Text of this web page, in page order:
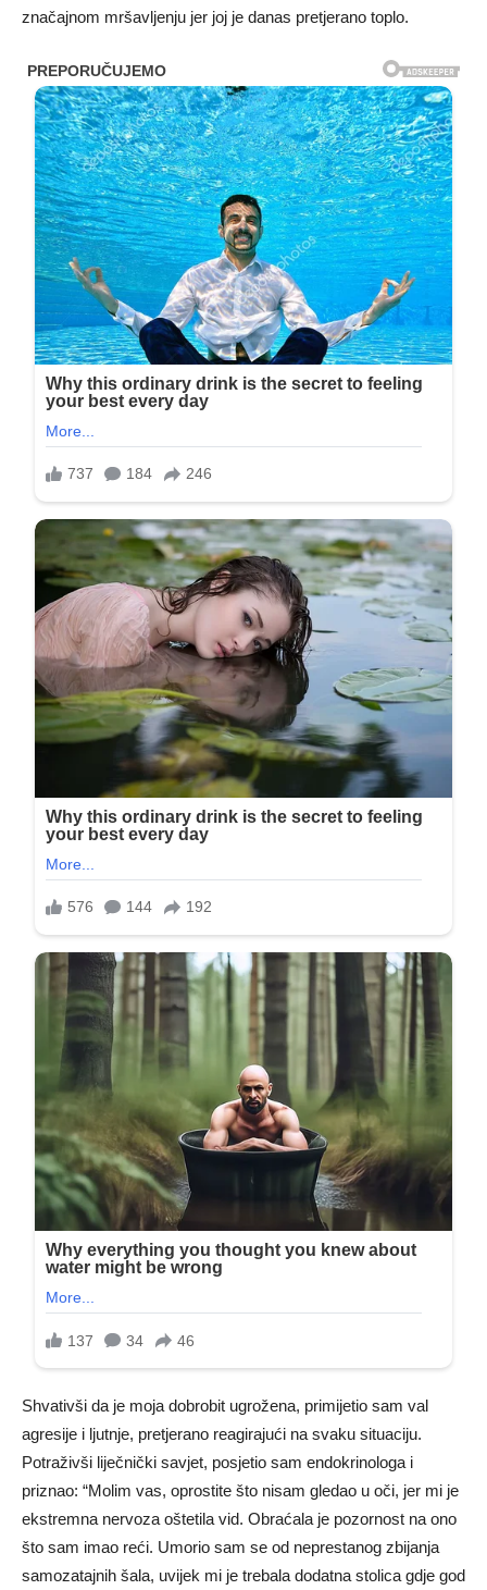
značajnom mršavljenju jer joj je danas pretjerano toplo.
Shvativši da je moja dobrobit ugrožena, primijetio sam val
agresije i ljutnje, pretjerano reagirajući na svaku situaciju.
Potraživši liječnički savjet, posjetio sam endokrinologa i
priznao: “Molim vas, oprostite što nisam gledao u oči, jer mi je
ekstremna nervoza oštetila vid. Obraćala je pozornost na ono
što sam imao reći. Umorio sam se od neprestanog zbijanja
samozatajnih šala, uvijek mi je trebala dodatna stolica gdje god